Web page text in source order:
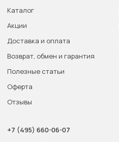
Каталог
Акции
Доставка и оплата
Возврат, обмен и гарантия
Полезные статьи
Оферта
Отзывы
+7 (495) 660-06-07